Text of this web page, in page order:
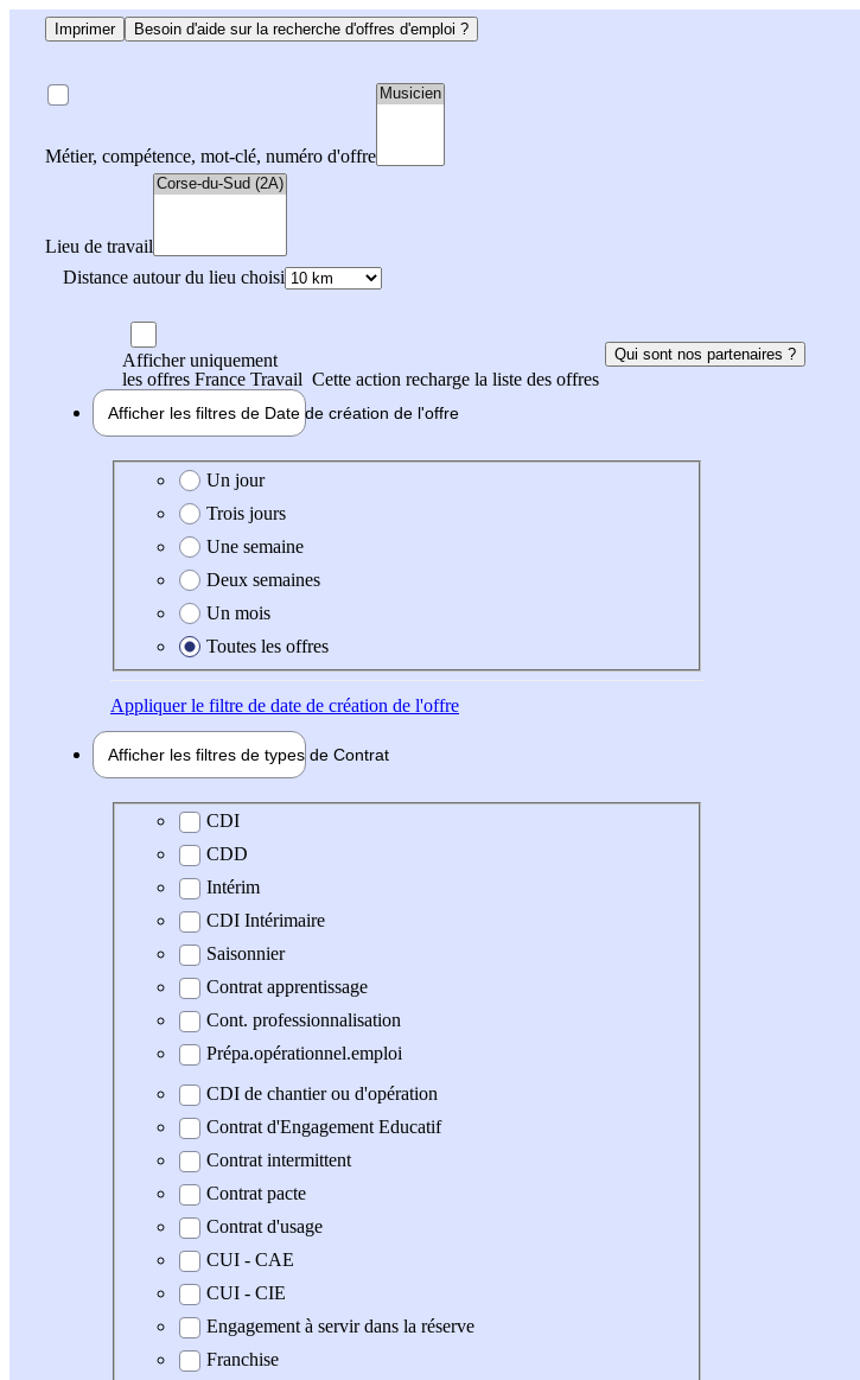
Imprimer Besoin d'aide sur la recherche d'offres d'emploi ?
Métier, compétence, mot-clé, numéro d'offre
Lieu de travail
Distance autour du lieu choisi
Afficher uniquement
les offres France Travail Cette action recharge la liste des offres
Qui sont nos partenaires ?
Afficher les filtres de Date de création de l'offre
Date de création de l'offre
Un jour
Trois jours
Une semaine
Deux semaines
Un mois
Toutes les offres
Appliquerle filtre de date de création de l'offre
Afficher les filtres de types de Contrat
Type de contrat
CDI
CDD
Intérim
CDI Intérimaire
Saisonnier
Contrat apprentissage
Cont. professionnalisation
Prépa.opérationnel.emploi
CDI de chantier ou d'opération
Contrat d'Engagement Educatif
Contrat intermittent
Contrat pacte
Contrat d'usage
CUI - CAE
CUI - CIE
Engagement à servir dans la réserve
Franchise